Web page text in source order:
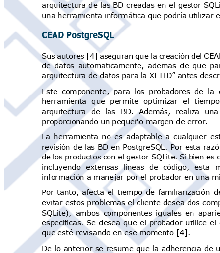
arquitectura delas BD creadasen el gestor
una herramienta informática que podría utilizar
CEAD PostgreSQL
Sus autores [4] aseguran que la creación del
de datos automáticamente, además de que
arquitectura de datos para la XETID” antes
Este componente, para los probadores de
herramienta que permite optimizar el
arquitectura de las BD. Además, realiza
proporcionando un pequeño margen de error.
La herramienta no es adaptable a cualquier
revisión de las BD en PostgreSQL. Poresta
de los productos con el gestor SQLite. Si bien
incluyendo extensas líneas de código,
información a manejar por el probador en una
Por tanto, afecta el tiempo de familiarización
evitar estos problemas el cliente desea dos
SQLite), ambos componentes iguales en
específicas. Se desea que el probador utilice
que esté revisando en ese momento [4].
De lo anteriorse resumeque la adherencia de